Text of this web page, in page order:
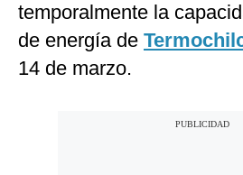
temporalmente la
de energía de
14 de marzo.